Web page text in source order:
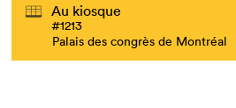
Au kiosque
#1213
Palais des congrès de Montréal